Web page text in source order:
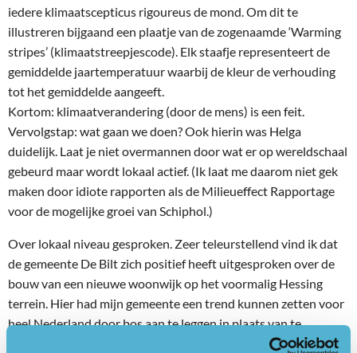
iedere klimaatscepticus rigoureus de mond. Om dit te
illustreren bijgaand een plaatje van de zogenaamde ‘Warming
stripes’ (klimaatstreepjescode). Elk staafje representeert de
gemiddelde jaartemperatuur waarbij de kleur de verhouding
tot het gemiddelde aangeeft.
Kortom: klimaatverandering (door de mens) is een feit.
Vervolgstap: wat gaan we doen? Ook hierin was Helga
duidelijk. Laat je niet overmannen door wat er op wereldschaal
gebeurd maar wordt lokaal actief. (Ik laat me daarom niet gek
maken door idiote rapporten als de Milieueffect Rapportage
voor de mogelijke groei van Schiphol.)
Over lokaal niveau gesproken. Zeer teleurstellend vind ik dat
de gemeente De Bilt zich positief heeft uitgesproken over de
bouw van een nieuwe woonwijk op het voormalig Hessing
terrein. Hier had mijn gemeente een trend kunnen zetten voor
heel Nederland door bos aan te leggen in plaats van te
bouwen. Stelt u zich de koppen in de krant eens voor: De Bilt